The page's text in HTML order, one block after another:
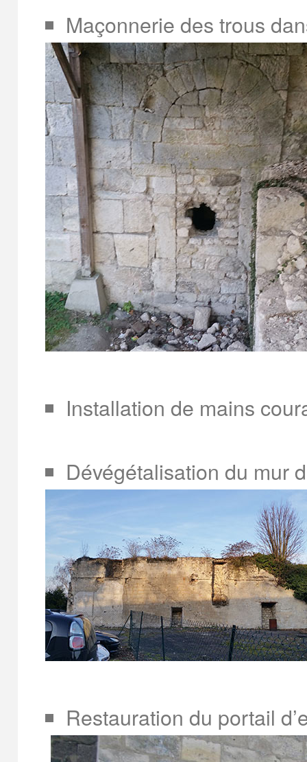
Maçonnerie des trous
Installation de mains
Dévégétalisation du mur
Restauration du portail